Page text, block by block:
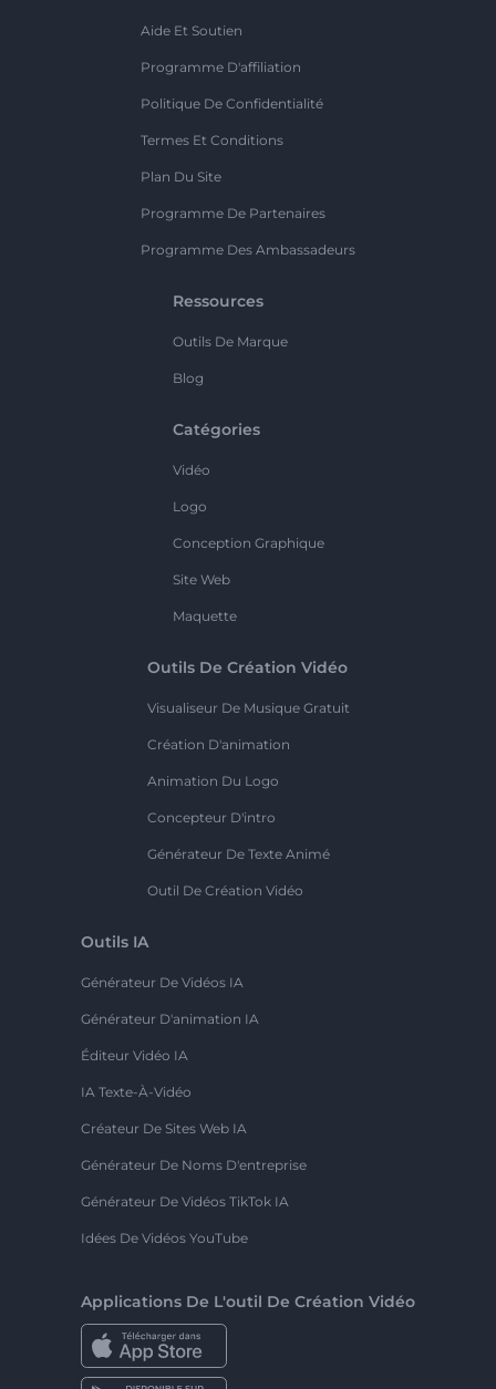
Aide Et Soutien
Programme D'affiliation
Politique De Confidentialité
Termes Et Conditions
Plan Du Site
Programme De Partenaires
Programme Des Ambassadeurs
Ressources
Outils De Marque
Blog
Catégories
Vidéo
Logo
Conception Graphique
Site Web
Maquette
Outils De Création Vidéo
Visualiseur De Musique Gratuit
Création D'animation
Animation Du Logo
Concepteur D'intro
Générateur De Texte Animé
Outil De Création Vidéo
Outils IA
Générateur De Vidéos IA
Générateur D'animation IA
Éditeur Vidéo IA
IA Texte-À-Vidéo
Créateur De Sites Web IA
Générateur De Noms D'entreprise
Générateur De Vidéos TikTok IA
Idées De Vidéos YouTube
Applications De L'outil De Création Vidéo